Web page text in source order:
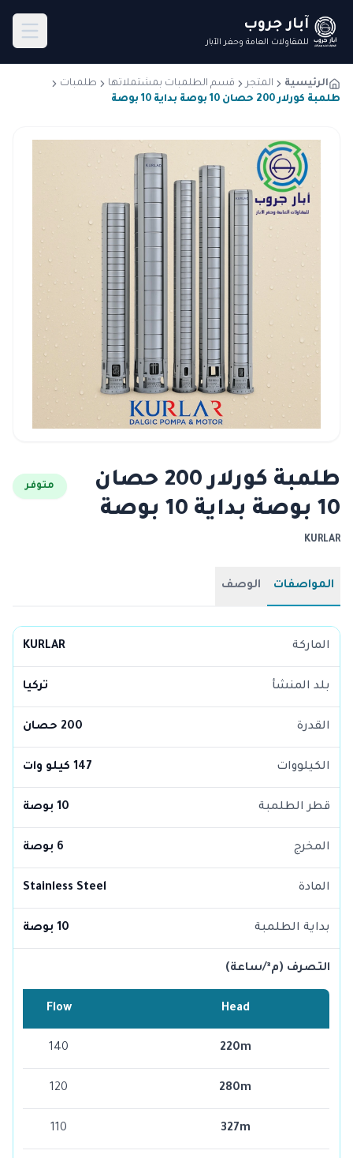
آبار جروب
للمقاولات العامة وحفر الآبار
الرئيسية المتجر قسم الطلمبات بمشتملاتها
طلمبات
طلمبة كورلار 200 حصان 10 بوصة بداية 10 بوصة
طلمبة كورلار 200 حصان
10 بوصة بداية 10 بوصة
متوفر
KURLAR
المواصفات الوصف
الماركة KURLAR
بلد المنشأ تركيا
القدرة 200 حصان
الكيلووات 147 كيلو وات
قطر الطلمبة 10 بوصة
المخرج 6 بوصة
المادة Stainless Steel
بداية الطلمبة 10 بوصة
التصرف (م³/ساعة)
Head
Flow
220m
140
280m
120
327m
110